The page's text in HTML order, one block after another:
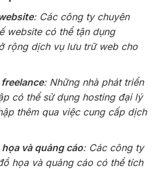
: Các công ty chuyên
website có thể tận dụng
rộng dịch vụ lưu trữ web cho
: Những nhà phát triển
có thể sử dụng hosting đại lý
thêm qua việc cung cấp dịch
và quảng cáo: Các công ty
họa và quảng cáo có thể tích